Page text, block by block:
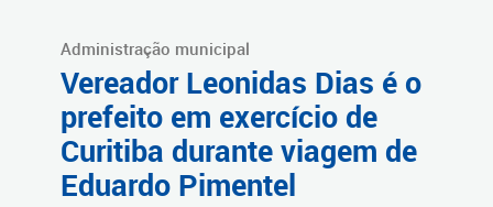
Administração municipal
Vereador Leonidas Dias é o
prefeito em exercício de
Curitiba durante viagem de
Eduardo Pimentel